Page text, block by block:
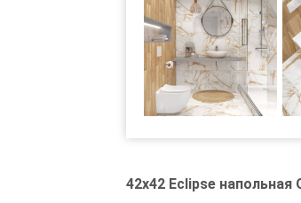
42x42 Eclipse напольная